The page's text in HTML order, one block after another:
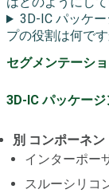
3D-IC パッケ
プの役割は何です
セグメンテーシ
3D-IC パッケー
別 コンポーネン
インターポー
スルーシリコ